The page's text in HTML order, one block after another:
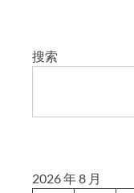
搜索
2026 年 8 月